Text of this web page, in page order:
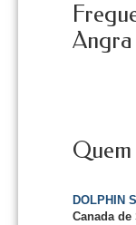
Angra
Quem
DOLPHIN
Canada